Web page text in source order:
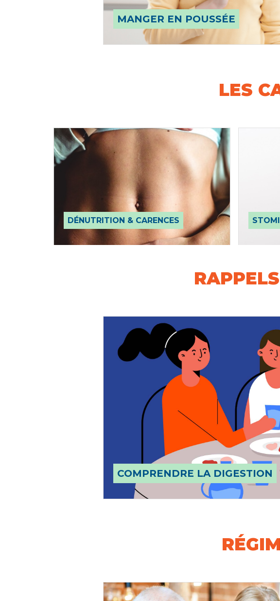
MANGER EN POUSSÉE
LES
DÉNUTRITION & CARENCES
COMPRENDRE LA DIGESTION